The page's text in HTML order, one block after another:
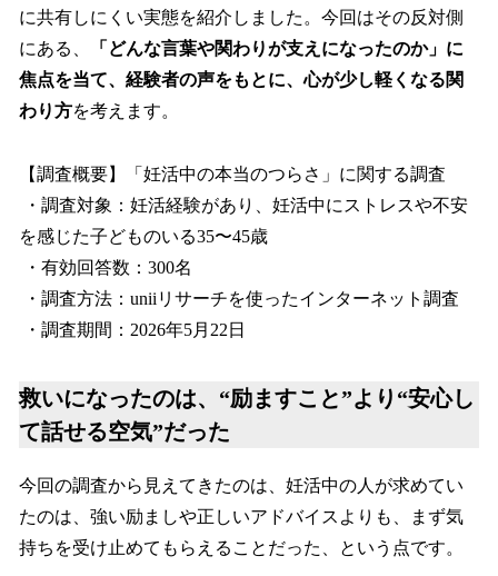
に共有しにくい実態を紹介しました。今回はその反対側
にある、
「どんな言葉や関わりが支えになったのか」に
焦点を当て、経験者の声をもとに、心が少し軽くなる関
わり方を考えます。
【調査概要】「妊活中の本当のつらさ」に関する調査
・調査対象：妊活経験があり、妊活中にストレスや不安
を感じた子どものいる35〜45歳
・有効回答数：300名
・調査方法：uniiリサーチを使ったインターネット調査
・調査期間：2026年5月22日
救いになったのは、“励ますこと”より“安心し
て話せる空気”だった
今回の調査から見えてきたのは、妊活中の人が求めてい
たのは、強い励ましや正しいアドバイスよりも、まず気
持ちを受け止めてもらえることだった、という点です。